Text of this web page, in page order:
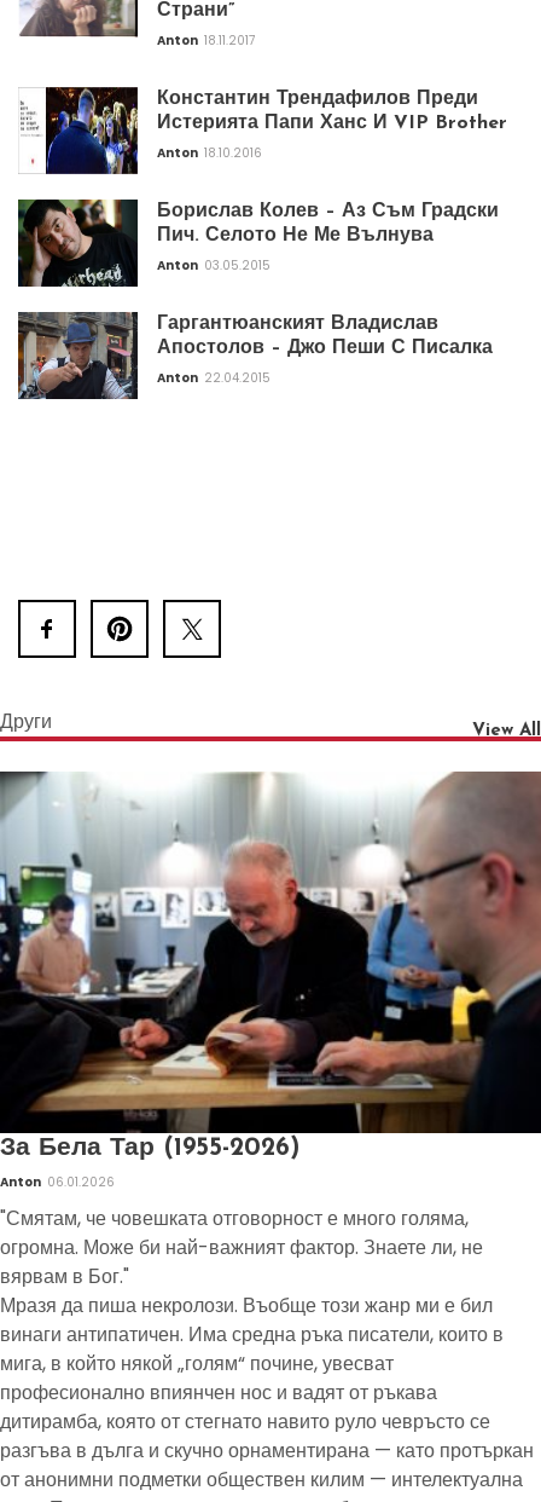
Страни”
Anton 18.11.2017
Константин Трендафилов Преди
Истерията Папи Ханс И VIP Brother
Anton 18.10.2016
Борислав Колев – Аз Съм Градски
Пич. Селото Не Ме Вълнува
Anton 03.05.2015
Гаргантюанският Владислав
Апостолов – Джо Пеши С Писалка
Anton 22.04.2015
Други View All
За Бела Тар (1955-2026)
Anton 06.01.2026
"Смятам, че човешката отговорност е много голяма,
огромна. Може би най-важният фактор. Знаете ли, не
вярвам в Бог."
Мразя да пиша некролози. Въобще този жанр ми е бил
винаги антипатичен. Има средна ръка писатели, които в
мига, в който някой „голям“ почине, увесват
професионално впиянчен нос и вадят от ръкава
дитирамба, която от стегнато навито руло чевръсто се
разгъва в дълга и скучно орнаментирана — като протъркан
от анонимни подметки обществен килим — интелектуална